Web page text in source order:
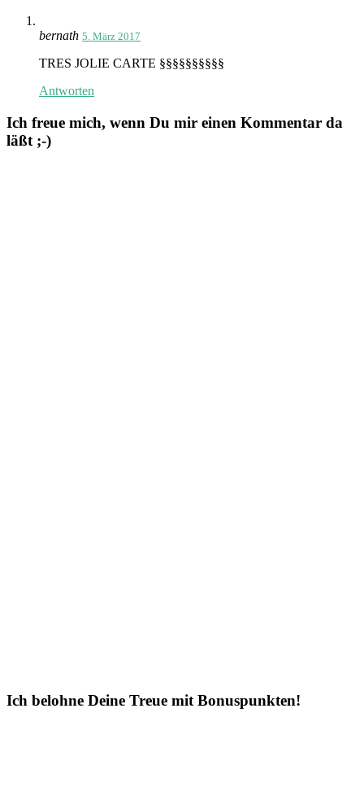
bernath 5. März 2017
TRES JOLIE CARTE §§§§§§§§§§
Antworten
Ich freue mich, wenn Du mir einen Kommentar da
läßt ;-)
Ich belohne Deine Treue mit Bonuspunkten!